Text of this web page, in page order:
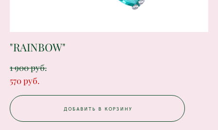
"RAINBOW"
1 900 pуб.
570 pуб.
ДОБАВИТЬ В КОРЗИНУ